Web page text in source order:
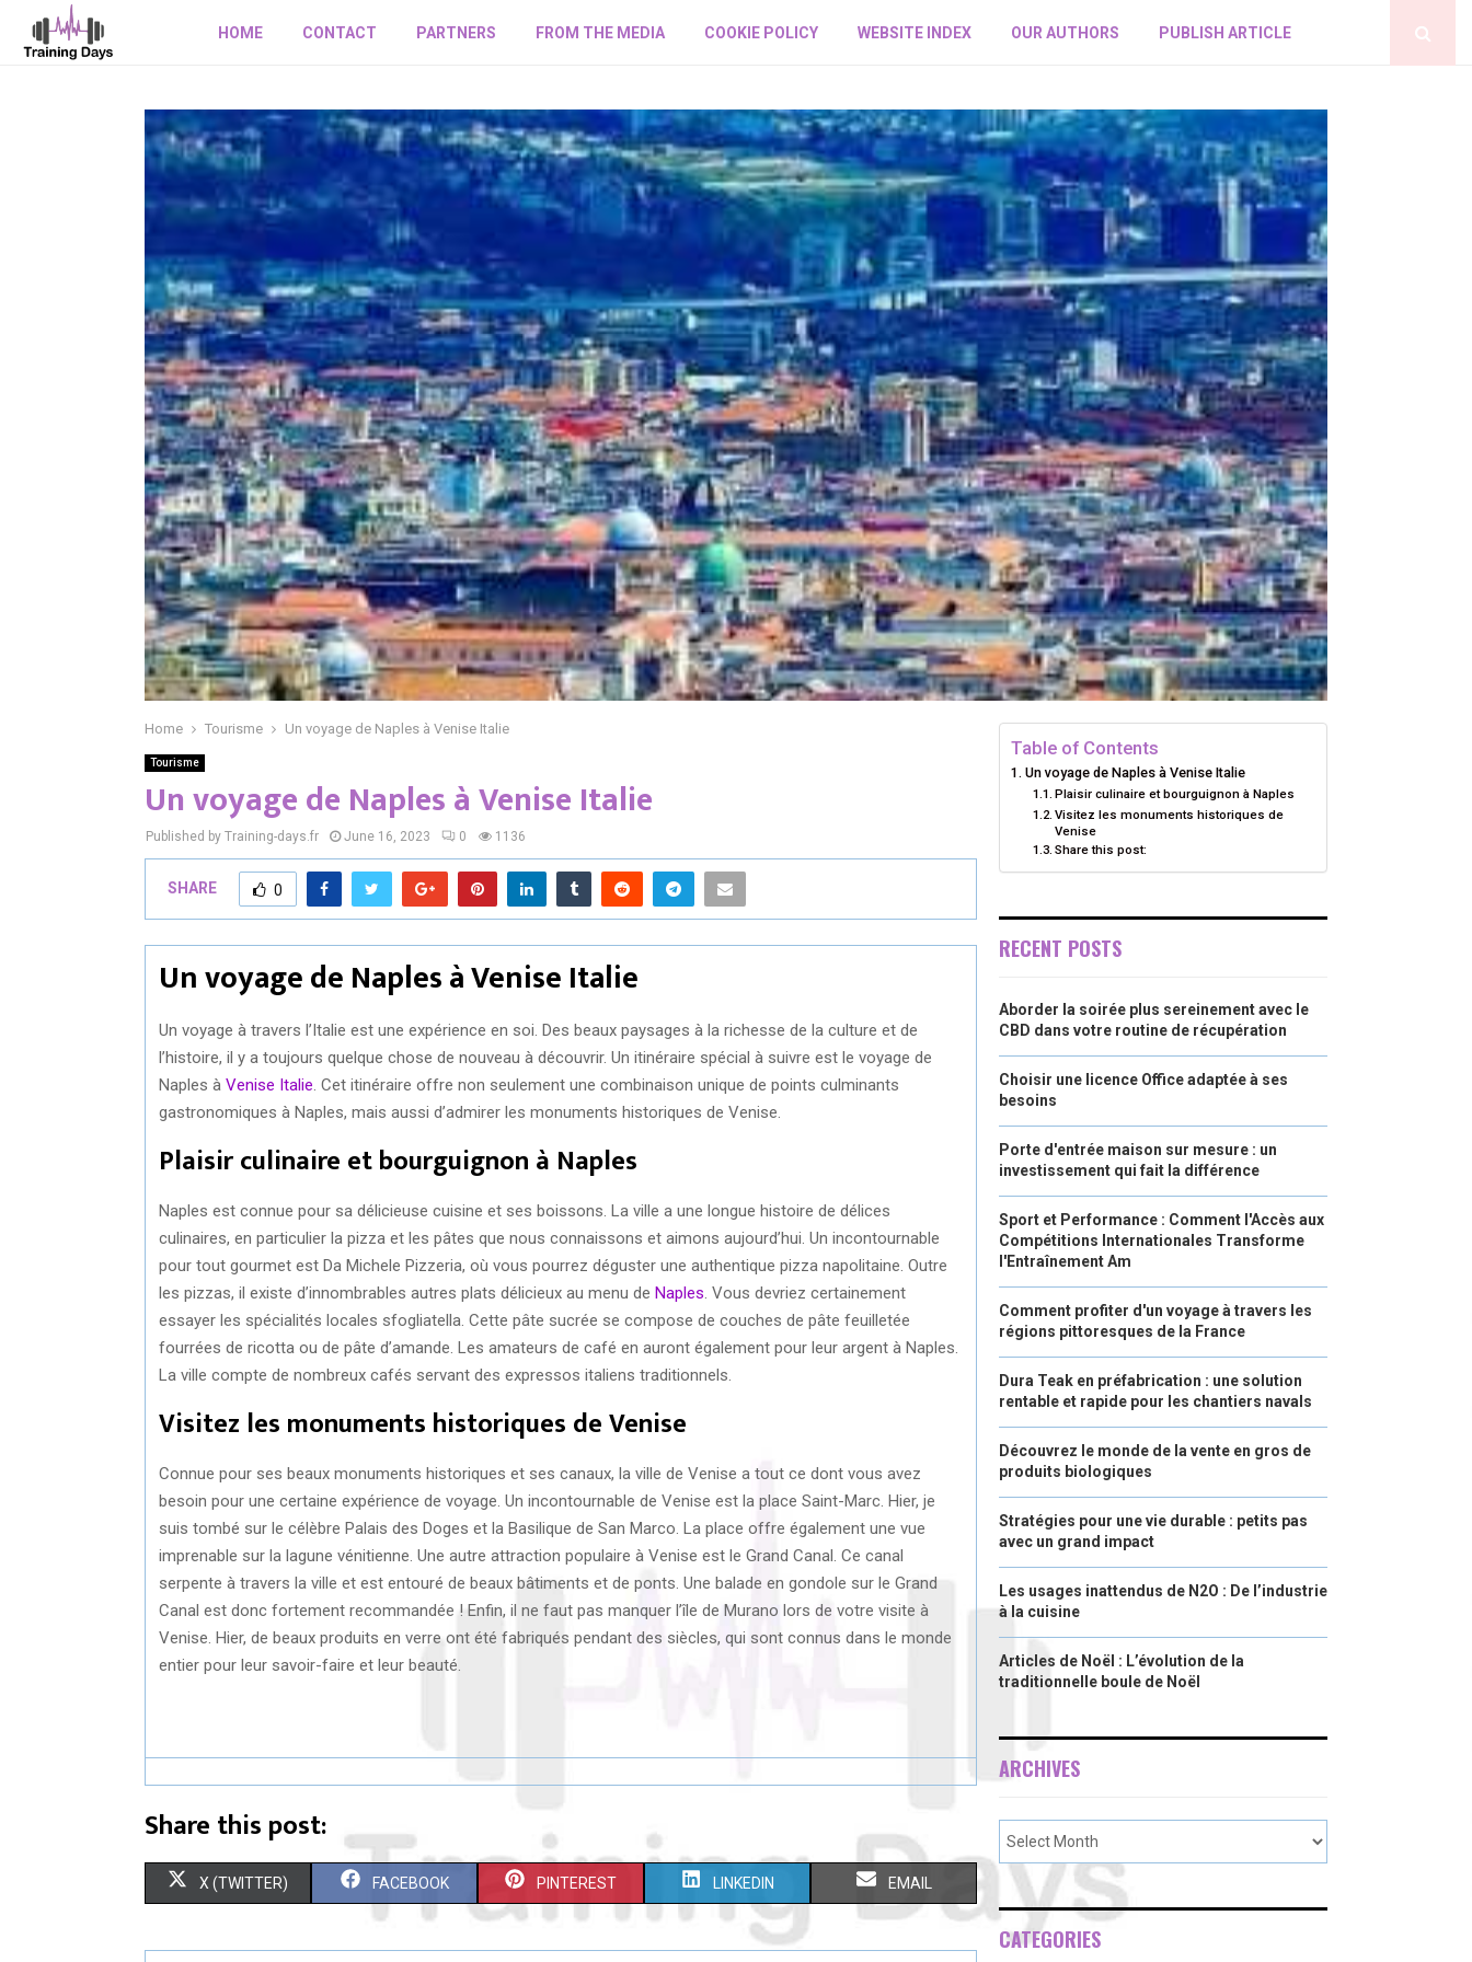
HOME CONTACT PARTNERS FROM THE MEDIA COOKIE POLICY WEBSITE INDEX OUR AUTHORS PUBLISH ARTICLE
Home Tourisme Un voyage de Naples à Venise Italie
Tourisme
Un voyage de Naples à Venise Italie
Published by Training-days.fr June 16, 2023 0 1136
SHARE 0
Un voyage de Naples à Venise Italie
Un voyage à travers l’Italie est une expérience en soi. Des beaux paysages à la richesse de la culture et de
l’histoire, il y a toujours quelque chose de nouveau à découvrir. Un itinéraire spécial à suivre est le voyage de
Naples à Venise Italie . Cet itinéraire offre non seulement une combinaison unique de points culminants
gastronomiques à Naples, mais aussi d’admirer les monuments historiques de Venise.
Plaisir culinaire et bourguignon à Naples
Naples est connue pour sa délicieuse cuisine et ses boissons. La ville a une longue histoire de délices
culinaires, en particulier la pizza et les pâtes que nous connaissons et aimons aujourd’hui. Un incontournable
pour tout gourmet est Da Michele Pizzeria, où vous pourrez déguster une authentique pizza napolitaine. Outre
les pizzas, il existe d’innombrables autres plats délicieux au menu de Naples . Vous devriez certainement
essayer les spécialités locales sfogliatella. Cette pâte sucrée se compose de couches de pâte feuilletée
fourrées de ricotta ou de pâte d’amande. Les amateurs de café en auront également pour leur argent à Naples.
La ville compte de nombreux cafés servant des expressos italiens traditionnels.
Visitez les monuments historiques de Venise
Connue pour ses beaux monuments historiques et ses canaux, la ville de Venise a tout ce dont vous avez
besoin pour une certaine expérience de voyage. Un incontournable de Venise est la place Saint-Marc. Hier, je
suis tombé sur le célèbre Palais des Doges et la Basilique de San Marco. La place offre également une vue
imprenable sur la lagune vénitienne. Une autre attraction populaire à Venise est le Grand Canal. Ce canal
serpente à travers la ville et est entouré de beaux bâtiments et de ponts. Une balade en gondole sur le Grand
Canal est donc fortement recommandée ! Enfin, il ne faut pas manquer l’île de Murano lors de votre visite à
Venise. Hier, de beaux produits en verre ont été fabriqués pendant des siècles, qui sont connus dans le monde
entier pour leur savoir-faire et leur beauté.
Share this post:
S
X (TWITTER) S
H
FACEBOOK S
H
PINTEREST S
H
LINKEDIN S
H
EMAIL
Table of Contents
Un voyage de Naples à Venise Italie
Plaisir culinaire et bourguignon à Naples
Visitez les monuments historiques de
Venise
Share this post:
RECENT POSTS
Aborder la soirée plus sereinement avec le
CBD dans votre routine de récupération
Choisir une licence Office adaptée à ses
besoins
Porte d'entrée maison sur mesure : un
investissement qui fait la différence
Sport et Performance : Comment l'Accès aux
Compétitions Internationales Transforme
l'Entraînement Am
Comment profiter d'un voyage à travers les
régions pittoresques de la France
Dura Teak en préfabrication : une solution
rentable et rapide pour les chantiers navals
Découvrez le monde de la vente en gros de
produits biologiques
Stratégies pour une vie durable : petits pas
avec un grand impact
Les usages inattendus de N2O : De l’industrie
à la cuisine
Articles de Noël : L’évolution de la
traditionnelle boule de Noël
ARCHIVES
CATEGORIES